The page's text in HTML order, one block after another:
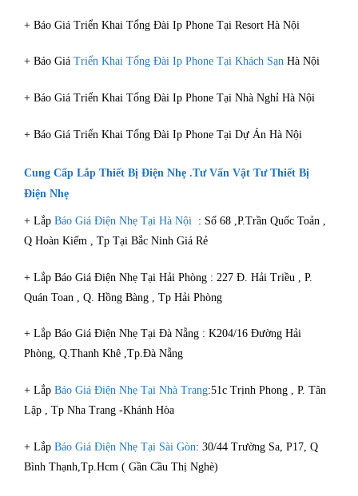
+ Báo Giá Triển Khai Tổng Đài Ip Phone Tại Resort Hà Nội
+ Báo Giá Triển Khai Tổng Đài Ip Phone Tại Khách Sạn Hà Nội
+ Báo Giá Triển Khai Tổng Đài Ip Phone Tại Nhà Nghỉ Hà Nội
+ Báo Giá Triển Khai Tổng Đài Ip Phone Tại Dự Án Hà Nội
Cung Cấp Lắp Thiết Bị Điện Nhẹ .Tư Vấn Vật Tư Thiết Bị
Điện Nhẹ
+ Lắp Báo Giá Điện Nhẹ Tại Hà Nội : Số 68 ,P.Trần Quốc Toản ,
Q Hoàn Kiếm , Tp Tại Bắc Ninh Giá Rẻ
+ Lắp Báo Giá Điện Nhẹ Tại Hải Phòng : 227 Đ. Hải Triều , P.
Quán Toan , Q. Hồng Bàng , Tp Hải Phòng
+ Lắp Báo Giá Điện Nhẹ Tại Đà Nẵng : K204/16 Đường Hải
Phòng, Q.Thanh Khê ,Tp.Đà Nẵng
+ Lắp Báo Giá Điện Nhẹ Tại Nhà Trang:51c Trịnh Phong , P. Tân
Lập , Tp Nha Trang -Khánh Hòa
+ Lắp Báo Giá Điện Nhẹ Tại Sài Gòn: 30/44 Trường Sa, P17, Q
Bình Thạnh,Tp.Hcm ( Gần Cầu Thị Nghè)